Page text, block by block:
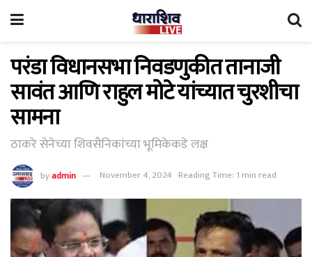
परंडा विधानसभा निवडणुकीत तानाजी
सावंत आणि राहुल मोटे यांच्यात चुरशीचा
सामना
ठाकरे सेनेच्या शिवसैनिकांच्या भूमिकेकडे लक्ष
byadmin November 4, 2024 Reading Time: 1 min read